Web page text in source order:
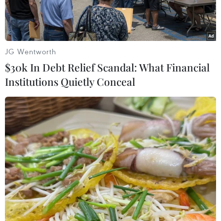
Biểu tượng Apple tại một cửa hàng ở Washington, DC, Mỹ.
(Ảnh: AFP/TTXVN)
Apple đang chuẩn bị mở khả năng “chạm để
thanh toán” của iPhone cho các đối thủ tại Liên
minh châu Âu (EU), sau khi bị chỉ trích vì giữ
người dùng trong hệ sinh thái của riêng mình.
JG Wentworth
$30k In Debt Relief Scandal: What Financial
Institutions Quietly Conceal